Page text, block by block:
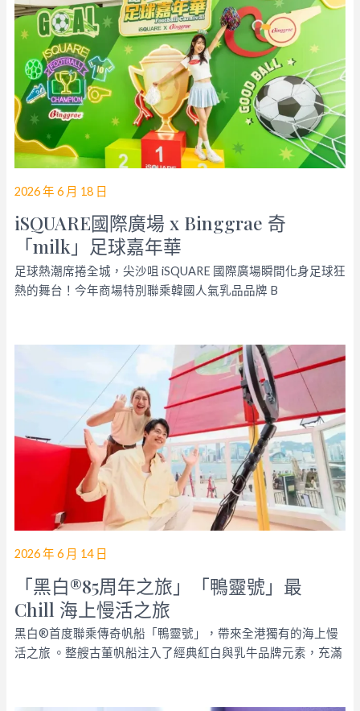
2026 年 6 月 18 日
iSQUARE國際廣場 x Binggrae 奇
「milk」足球嘉年華
足球熱潮席捲全城，尖沙咀 iSQUARE 國際廣場瞬間化身足球狂
熱的舞台！今年商場特別聯乘韓國人氣乳品品牌 B
2026 年 6 月 14 日
「黑白®85周年之旅」「鴨靈號」最
Chill 海上慢活之旅
黑白®首度聯乘傳奇帆船「鴨靈號」，帶來全港獨有的海上慢
活之旅 。整艘古董帆船注入了經典紅白與乳牛品牌元素，充滿